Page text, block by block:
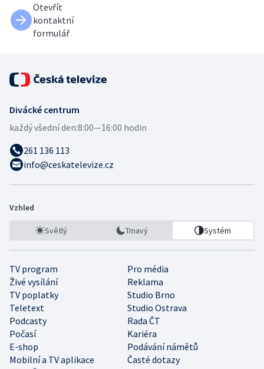
Otevřít
kontaktní
formulář
Divácké centrum
každý všední den:8:00—16:00 hodin
261 136 113
info@ceskatelevize.cz
Vzhled
Světlý Tmavý Systém
TV program
Pro média
Živé vysílání
Reklama
TV poplatky
Studio Brno
Teletext
Studio Ostrava
Podcasty
Rada ČT
Počasí
Kariéra
E-shop
Podávání námětů
Mobilní a TV aplikace
Časté dotazy